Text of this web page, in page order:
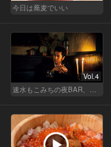
今日は蕎麦でいい
Vol.4